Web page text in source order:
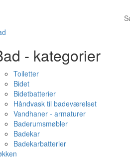
- kategorier
Toiletter
Bidet
Bidetbatterier
Håndvask til badeværelset
Vandhaner - armaturer
Baderumsmøbler
Badekar
Badekarbatterier